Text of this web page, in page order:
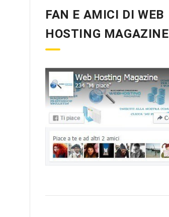
FAN E AMICI DI WEB
HOSTING MAGAZINE